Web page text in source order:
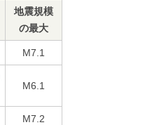
地震規模
の最大
M7.1
M6.1
M7.2